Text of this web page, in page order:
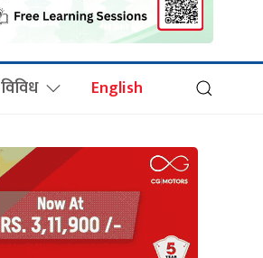
विविध English